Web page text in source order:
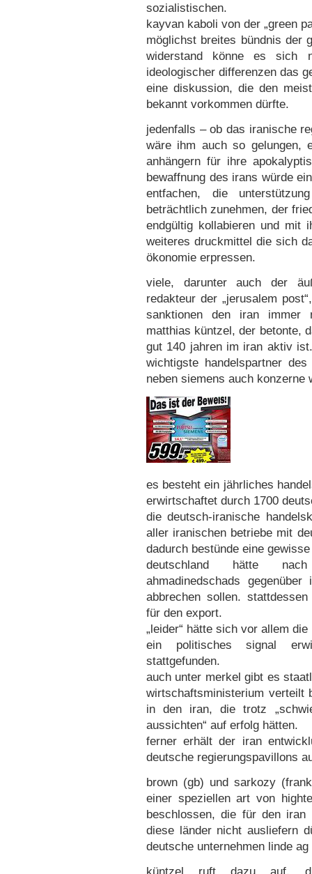
sozialistischen.
kayvan kaboli von der „green
möglichst breites bündnis der
widerstand könne es sich
ideologischer differenzen das
eine diskussion, die den
bekannt vorkommen dürfte.
jedenfalls – ob das iranische
wäre ihm auch so gelungen,
anhängern für ihre
bewaffnung des irans würde
entfachen, die
beträchtlich zunehmen, der
endgültig kollabieren und mit
weiteres druckmittel die sich
ökonomie erpressen.
viele, darunter auch der
redakteur der „jerusalem
sanktionen den iran immer
matthias küntzel, der betonte,
gut 140 jahren im iran aktiv
wichtigste handelspartner
neben siemens auch konzerne
es besteht ein jährliches
erwirtschaftet durch 1700
die deutsch-iranische
aller iranischen betriebe mit
dadurch bestünde eine
deutschland hätte nach
ahmadinedschads
abbrechen sollen.
für den export.
„leider“ hätte sich vor allem
ein politisches signal
stattgefunden.
auch unter merkel gibt es
wirtschaftsministerium verteilt
in den iran, die trotz
aussichten“ auf erfolg hätten.
ferner erhält der iran
deutsche regierungspavillons
brown (gb) und sarkozy
einer speziellen art von
beschlossen, die für den
diese länder nicht ausliefern
deutsche unternehmen linde